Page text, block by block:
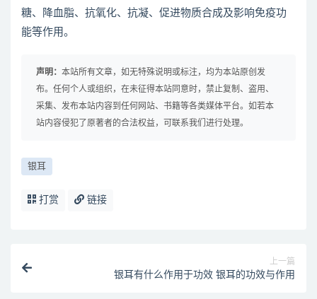
糖、降血脂、抗氧化、抗凝、促进物质合成及影响免疫功
能等作用。
声明： 本站所有文章，如无特殊说明或标注，均为本站原创发
布。任何个人或组织，在未征得本站同意时，禁止复制、盗用、
采集、发布本站内容到任何网站、书籍等各类媒体平台。如若本
站内容侵犯了原著者的合法权益，可联系我们进行处理。
银耳
打赏 链接
上一篇
银耳有什么作用于功效 银耳的功效与作用